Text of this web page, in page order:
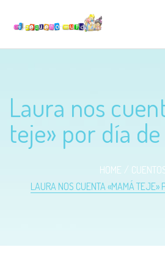
Laura nos
teje» por día
HOME
LAURA NOS CUENTA «MAMÁ TEJE»